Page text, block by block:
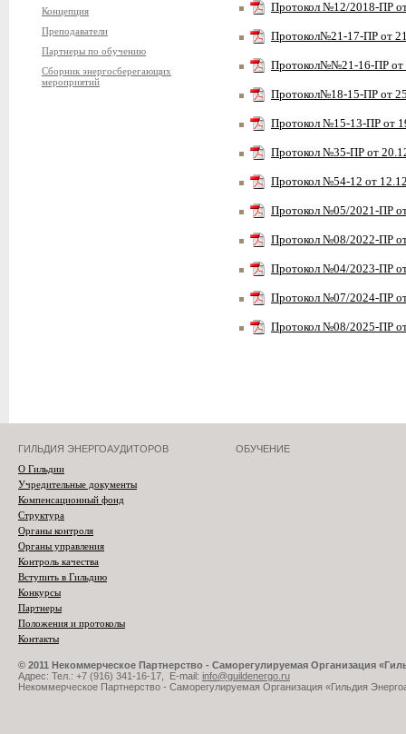
Концепция
Преподаватели
Партнеры по обучению
Сборник энергосберегающих
мероприятий
Протокол №12/2018-ПР
Протокол№21-17-ПР от
Протокол№№21-16-ПР
Протокол№18-15-ПР от
Протокол №15-13-ПР от
Протокол №35-ПР от
Протокол №54-12 от
Протокол №05/2021-ПР
Протокол №08/2022-ПР
Протокол №04/2023-ПР
Протокол №07/2024-ПР
Протокол №08/2025-ПР
ГИЛЬДИЯ ЭНЕРГОАУДИТОРОВ
О Гильдии
Учредительные документы
Компенсационный фонд
Структура
Органы контроля
Органы управления
Контроль качества
Вступить в Гильдию
Конкурсы
Партнеры
Положения и протоколы
Контакты
ОБУЧЕНИЕ
© 2011 Некоммерческое Партнерство - Саморегулируемая Организация
Адрес: Тел.: +7 (916) 341-16-17, E-mail: info@guildenergo.ru
Некоммерческое Партнерство - Саморегулируемая Организация «Гильдия